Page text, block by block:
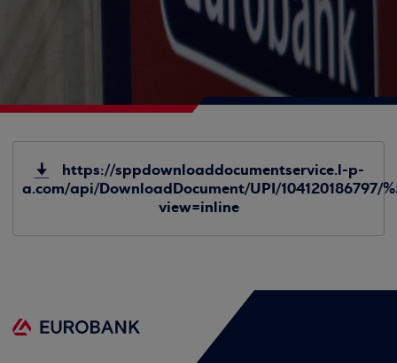
https://sppdownloaddocumentservice.l-p-
a.com/api/DownloadDocument/UPI/104120186797/
view=inline